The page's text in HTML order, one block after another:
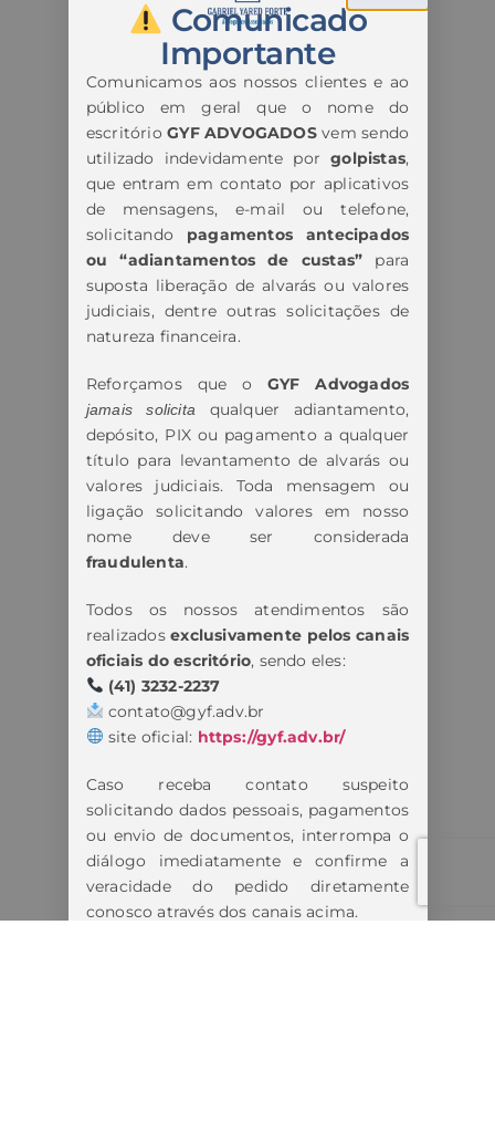
Comunicado
Importante
Comunicamos aos nossos clientes e ao
público em geral que o nome do
escritório GYF ADVOGADOSvem sendo
utilizado indevidamente por golpistas,
que entram em contato por aplicativos
de mensagens, e-mail ou telefone,
solicitando pagamentos antecipados
ou “adiantamentos de custas” para
suposta liberação de alvarás ou valores
judiciais, dentre outras solicitações de
natureza financeira.
Reforçamos que o GYF Advogados
jamais solicita
qualquer adiantamento,
depósito, PIX ou pagamento a qualquer
título para levantamento de alvarás ou
valores judiciais. Toda mensagem ou
ligação solicitando valores em nosso
nome deve ser considerada
fraudulenta.
Todos os nossos atendimentos são
realizadosexclusivamente pelos canais
oficiais do escritório, sendo eles:
(41) 3232-2237
contato@gyf.adv.br
site oficial: https://gyf.adv.br/
Caso receba contato suspeito
solicitando dados pessoais, pagamentos
ou envio de documentos, interrompa o
diálogo imediatamente e confirme a
veracidade do pedido diretamente
conosco através dos canais acima.